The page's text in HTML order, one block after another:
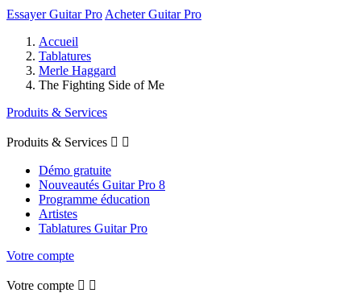
Essayer Guitar Pro Acheter Guitar Pro
Accueil
Tablatures
Merle Haggard
The Fighting Side of Me
Produits & Services
Produits & Services  
Démo gratuite
Nouveautés Guitar Pro 8
Programme éducation
Artistes
Tablatures Guitar Pro
Votre compte
Votre compte  